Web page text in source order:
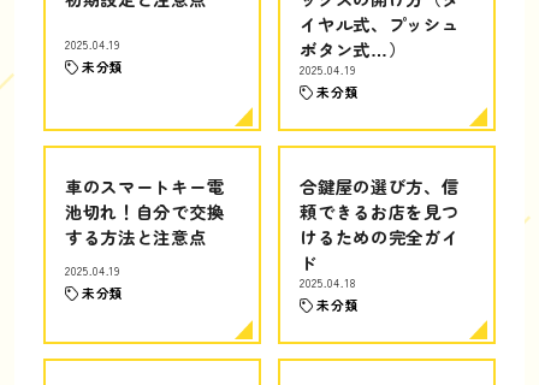
2025.04.19
未分類
イヤル式、プッシュ
ボタン式…）
2025.04.19
未分類
車のスマートキー電
池切れ！自分で交換
する方法と注意点
2025.04.19
未分類
合鍵屋の選び方、信
頼できるお店を見つ
けるための完全ガイ
ド
2025.04.18
未分類